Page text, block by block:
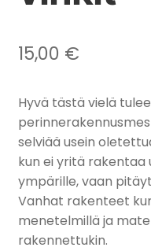
15,00 €
Hyvä tästä vielä
selviää usein
kun ei yritä rakentaa
ympärille, vaan
Vanhat rakenteet
menetelmillä ja
rakennettukin.